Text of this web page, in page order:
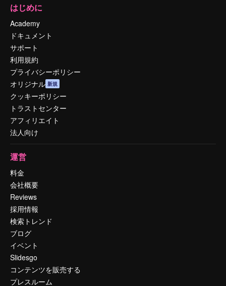
はじめに
Academy
ドキュメント
サポート
利用規約
プライバシーポリシー
オリジナル 新規
クッキーポリシー
トラストセンター
アフィリエイト
法人向け
運営
料金
会社概要
Reviews
採用情報
検索トレンド
ブログ
イベント
Slidesgo
コンテンツを販売する
プレスルーム